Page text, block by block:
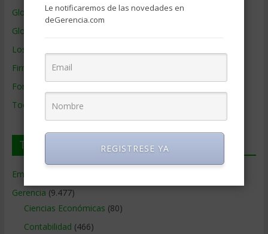
Glosario
Glosario Inglés – Español
Los mejores MBA
Firmas de Gerencia
Formación de Gerencia
Todos los Temas
Temas de Gerencia
Empresas de Gerencia
Gerencia (9.477)
Ciencias Económicas (80)
Contabilidad (466)
Le notificaremos de las novedades en
deGerencia.com
REGISTRESE YA